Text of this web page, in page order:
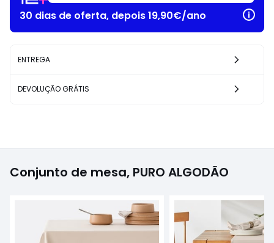
30 dias de oferta, depois 19,90€/ano
ENTREGA
DEVOLUÇÃO GRÁTIS
Conjunto de mesa, PURO ALGODÃO